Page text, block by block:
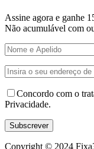
Assine agora e ganhe
Não acumulável com
Concordo com o
Privacidade.
Copyright © 2024